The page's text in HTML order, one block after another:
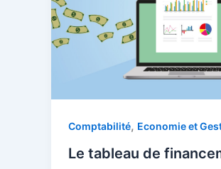
Comptabilité, Economie et
Le tableau de